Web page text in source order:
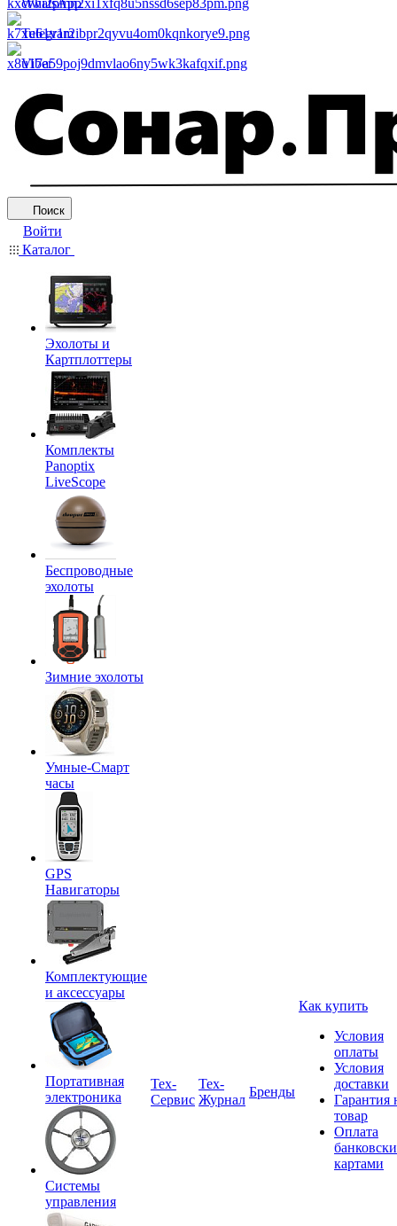
WhatsApp
Telegram
Viber
Поиск
Войти
Каталог
Эхолоты и
Картплоттеры
Комплекты
Panoptix
LiveScope
Беспроводные
эхолоты
Зимние эхолоты
Умные-Смарт
часы
GPS
Навигаторы
Комплектующие
и аксессуары
Портативная
электроника
Системы
управления
Tex-
Сервис
Тех-
Журнал
Бренды
Как купить
Условия
оплаты
Условия
доставки
Гарантия
товар
Оплата
картами